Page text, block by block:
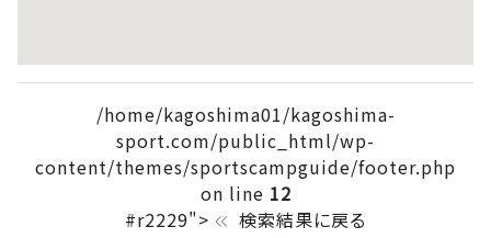
/home/kagoshima01/kagoshima-
sport.com/public_html/wp-
content/themes/sportscampguide/footer.php
on line 12
#r2229"> keyboard_double_arrow_left 検索結果に戻る